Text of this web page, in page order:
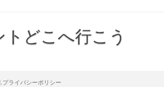
どこへ行こう
プライバシーポリシー